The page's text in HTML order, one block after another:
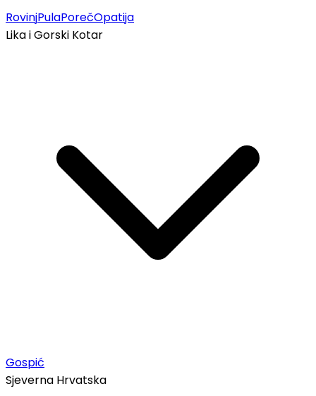
RovinjPulaPorečOpatija
Lika i Gorski Kotar
Gospić
Sjeverna Hrvatska